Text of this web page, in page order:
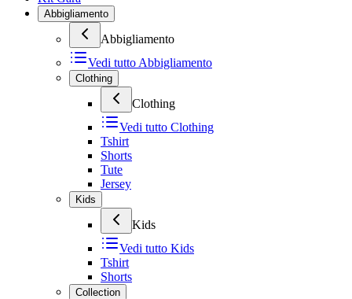
Abbigliamento
Abbigliamento
Vedi tutto Abbigliamento
Clothing
Clothing
Vedi tutto Clothing
Tshirt
Shorts
Tute
Jersey
Kids
Kids
Vedi tutto Kids
Tshirt
Shorts
Collection